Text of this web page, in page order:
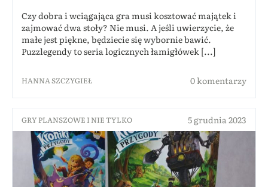
Czy dobra i wciągająca gra musi kosztować majątek i
zajmować dwa stoły? Nie musi. A jeśli uwierzycie, że
małe jest piękne, będziecie się wybornie bawić.
Puzzlegendy to seria logicznych łamigłówek [...]
HANNA SZCZYGIEŁ 0 komentarzy
GRY PLANSZOWE I NIE TYLKO 5 grudnia 2023